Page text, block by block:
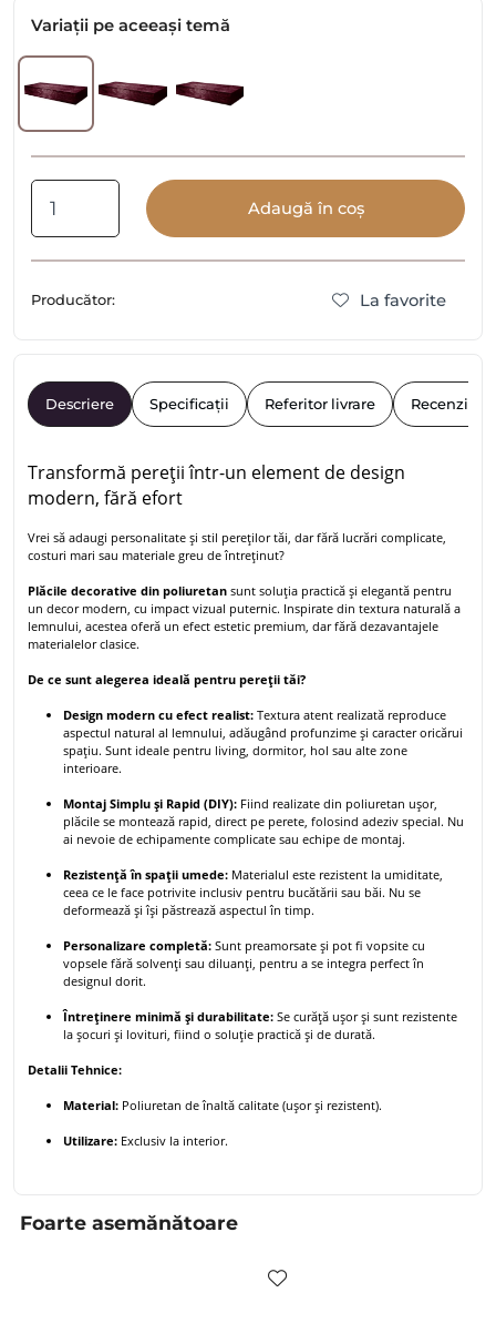
Variații pe aceeași temă
Adaugă în coș
Producător: La favorite
Descriere Specificații Referitor livrare Recenzii
Transformă pereții într-un element de design
modern, fără efort
Vrei să adaugi personalitate și stil pereților tăi, dar fără lucrări complicate,
costuri mari sau materiale greu de întreținut?
Plăcile decorative din poliuretan sunt soluția practică și elegantă pentru
un decor modern, cu impact vizual puternic. Inspirate din textura naturală a
lemnului, acestea oferă un efect estetic premium, dar fără dezavantajele
materialelor clasice.
De ce sunt alegerea ideală pentru pereții tăi?
Design modern cu efect realist: Textura atent realizată reproduce
aspectul natural al lemnului, adăugând profunzime și caracter oricărui
spațiu. Sunt ideale pentru living, dormitor, hol sau alte zone
interioare.
Montaj Simplu și Rapid (DIY): Fiind realizate din poliuretan ușor,
plăcile se montează rapid, direct pe perete, folosind adeziv special. Nu
ai nevoie de echipamente complicate sau echipe de montaj.
Rezistență în spații umede: Materialul este rezistent la umiditate,
ceea ce le face potrivite inclusiv pentru bucătării sau băi. Nu se
deformează și își păstrează aspectul în timp.
Personalizare completă: Sunt preamorsate și pot fi vopsite cu
vopsele fără solvenți sau diluanți, pentru a se integra perfect în
designul dorit.
Întreținere minimă și durabilitate: Se curăță ușor și sunt rezistente
la șocuri și lovituri, fiind o soluție practică și de durată.
Detalii Tehnice:
Material: Poliuretan de înaltă calitate (ușor și rezistent).
Utilizare: Exclusiv la interior.
Foarte asemănătoare